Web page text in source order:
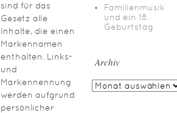
sind für das
Gesetz alle
Inhalte, die einen
Markennamen
enthalten. Links-
und
Markennennung
werden aufgrund
persönlicher
Familienmusik
und ein 18.
Geburtstag
Archiv